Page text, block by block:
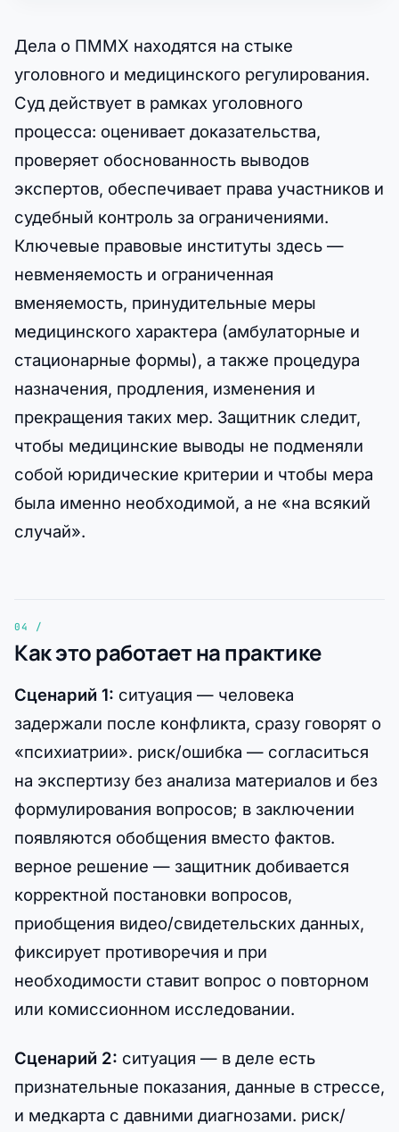
Дела о ПММХ находятся на стыке
уголовного и медицинского регулирования.
Суд действует в рамках уголовного
процесса: оценивает доказательства,
проверяет обоснованность выводов
экспертов, обеспечивает права участников и
судебный контроль за ограничениями.
Ключевые правовые институты здесь —
невменяемость и ограниченная
вменяемость, принудительные меры
медицинского характера (амбулаторные и
стационарные формы), а также процедура
назначения, продления, изменения и
прекращения таких мер. Защитник следит,
чтобы медицинские выводы не подменяли
собой юридические критерии и чтобы мера
была именно необходимой, а не «на всякий
случай».
Как это работает на практике
Сценарий 1: ситуация — человека
задержали после конфликта, сразу говорят о
«психиатрии». риск/ошибка — согласиться
на экспертизу без анализа материалов и без
формулирования вопросов; в заключении
появляются обобщения вместо фактов.
верное решение — защитник добивается
корректной постановки вопросов,
приобщения видео/свидетельских данных,
фиксирует противоречия и при
необходимости ставит вопрос о повторном
или комиссионном исследовании.
Сценарий 2: ситуация — в деле есть
признательные показания, данные в стрессе,
и медкарта с давними диагнозами. риск/